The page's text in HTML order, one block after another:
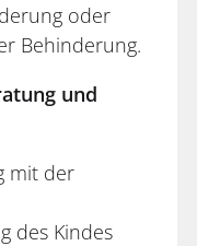
oder
Behinderung.
und
mit der
des Kindes